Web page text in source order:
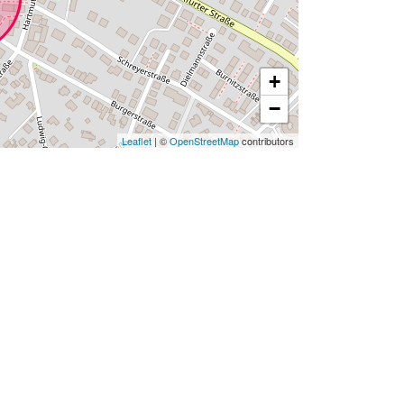
+
−
Leaflet | ©OpenStreetMapcontributors